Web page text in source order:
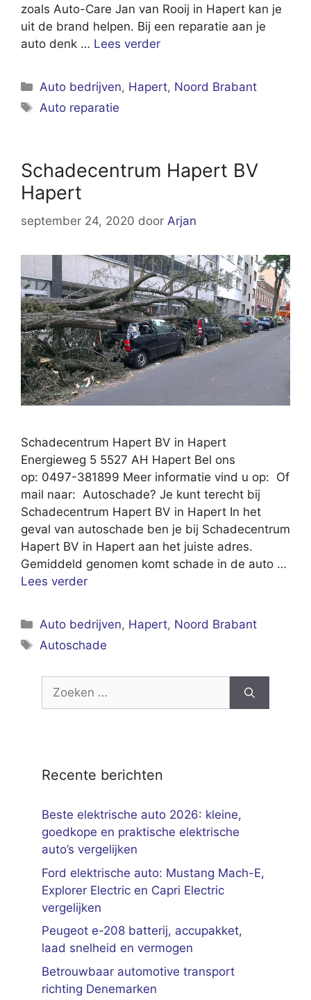
zoals Auto-Care Jan van Rooij in Hapert kan je
uit de brand helpen. Bij een reparatie aan je
auto denk … Lees verder
Categorieën
Auto bedrijven, Hapert, Noord Brabant
Tags
Auto reparatie
Schadecentrum Hapert BV
Hapert
september 24, 2020 door Arjan
Schadecentrum Hapert BV in Hapert
Energieweg 5 5527 AH Hapert Bel ons
op: 0497-381899 Meer informatie vind u op: Of
mail naar: Autoschade? Je kunt terecht bij
Schadecentrum Hapert BV in Hapert In het
geval van autoschade ben je bij Schadecentrum
Hapert BV in Hapert aan het juiste adres.
Gemiddeld genomen komt schade in de auto …
Lees verder
Categorieën
Auto bedrijven, Hapert, Noord Brabant
Tags
Autoschade
Zoek
Recente berichten
Beste elektrische auto 2026: kleine,
goedkope en praktische elektrische
auto’s vergelijken
Ford elektrische auto: Mustang Mach-E,
Explorer Electric en Capri Electric
vergelijken
Peugeot e-208 batterij, accupakket,
laad snelheid en vermogen
Betrouwbaar automotive transport
richting Denemarken